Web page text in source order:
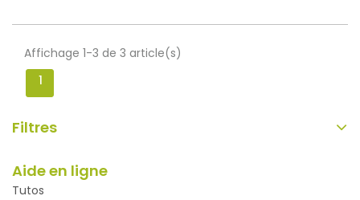
Affichage 1-3 de 3 article(s)
1
Filtres
Aide en ligne
Tutos